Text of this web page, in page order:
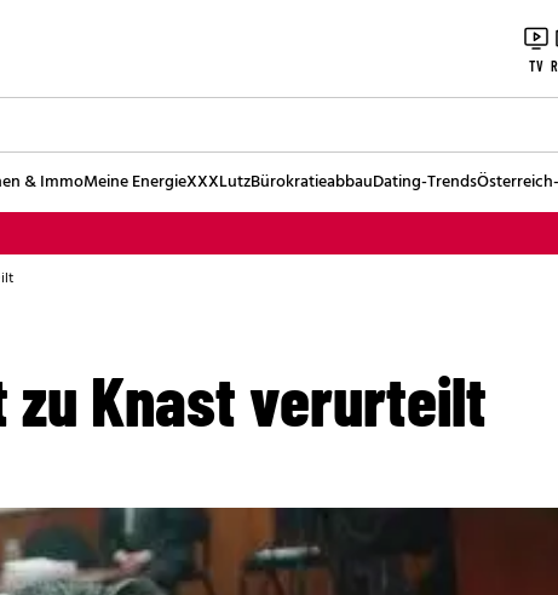
TV
& ImmoMeine EnergieXXXLutzBürokratieabbauDating-Trends
zu Knast verurteilt